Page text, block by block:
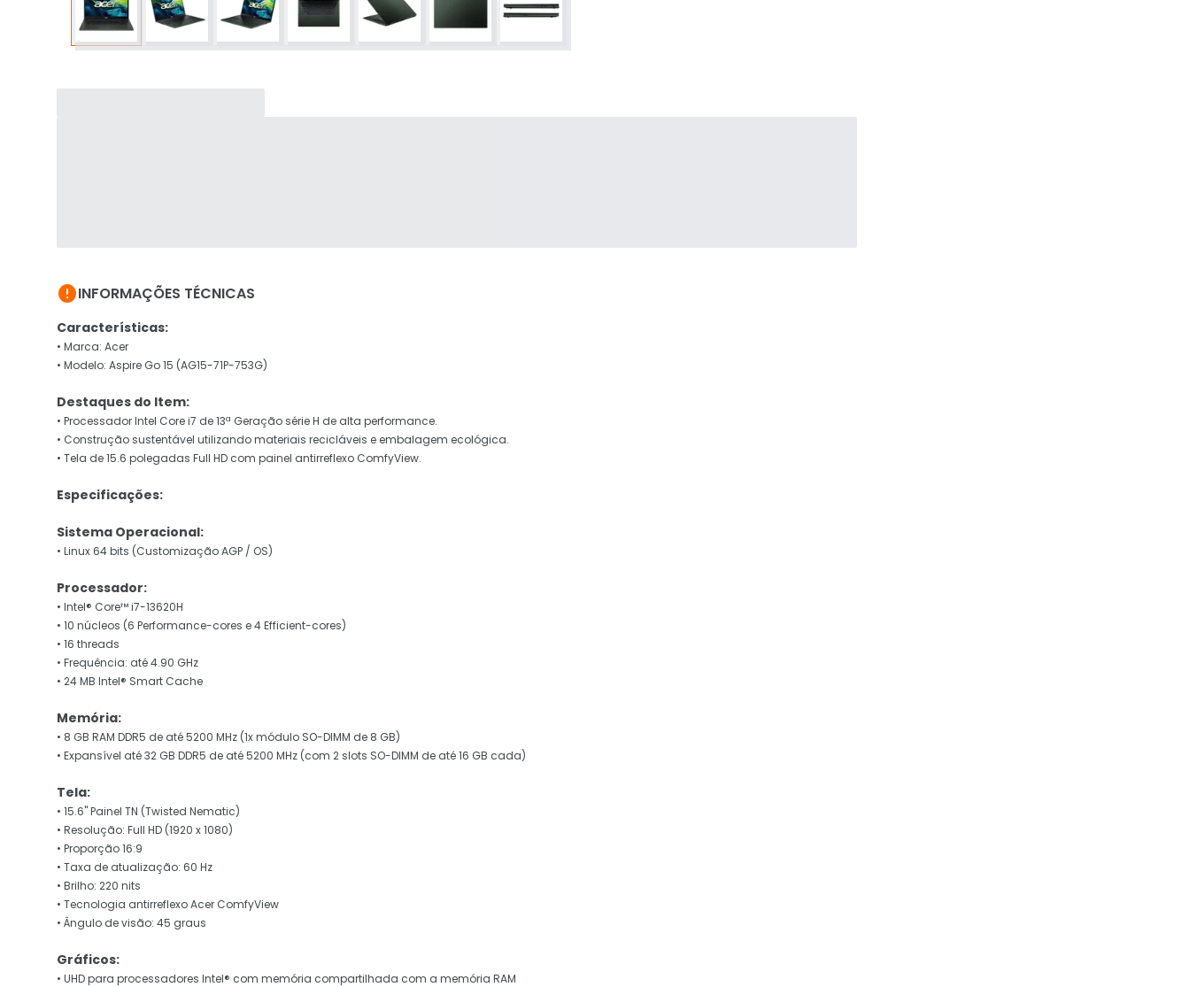
INFORMAÇÕES TÉCNICAS
Características:
• Marca: Acer
• Modelo: Aspire Go 15 (AG15-71P-753G)
Destaques do Item:
• Processador Intel Core i7 de 13ª Geração série H de alta performance.
• Construção sustentável utilizando materiais recicláveis e embalagem ecológica.
• Tela de 15.6 polegadas Full HD com painel antirreflexo ComfyView.
Especificações:
Sistema Operacional:
• Linux 64 bits (Customização AGP / OS)
Processador:
• Intel® Core™ i7-13620H
• 10 núcleos (6 Performance-cores e 4 Efficient-cores)
• 16 threads
• Frequência: até 4.90 GHz
• 24 MB Intel® Smart Cache
Memória:
• 8 GB RAM DDR5 de até 5200 MHz (1x módulo SO-DIMM de 8 GB)
• Expansível até 32 GB DDR5 de até 5200 MHz (com 2 slots SO-DIMM de até 16 GB cada)
Tela:
• 15.6" Painel TN (Twisted Nematic)
• Resolução: Full HD (1920 x 1080)
• Proporção 16:9
• Taxa de atualização: 60 Hz
• Brilho: 220 nits
• Tecnologia antirreflexo Acer ComfyView
• Ângulo de visão: 45 graus
Gráficos:
• UHD para processadores Intel® com memória compartilhada com a memória RAM